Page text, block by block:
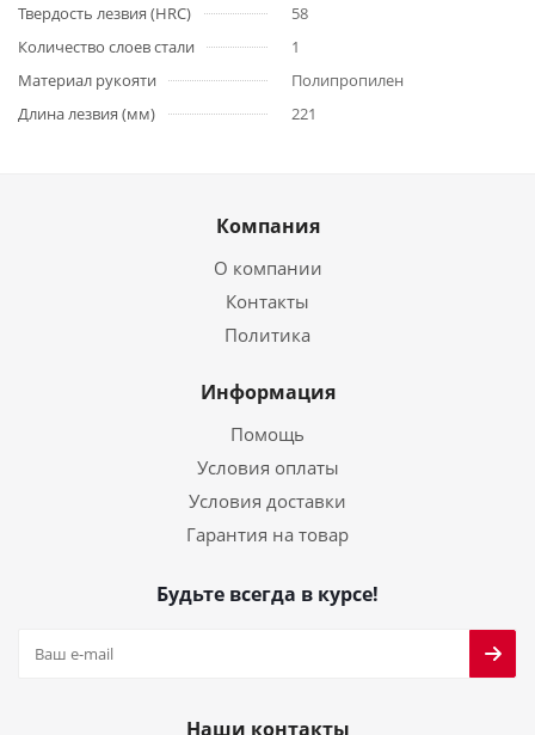
Твердость лезвия (HRC)
58
Количество слоев стали
1
Материал рукояти
Полипропилен
Длина лезвия (мм)
221
Компания
О компании
Контакты
Политика
Информация
Помощь
Условия оплаты
Условия доставки
Гарантия на товар
Будьте всегда в курсе!
Наши контакты